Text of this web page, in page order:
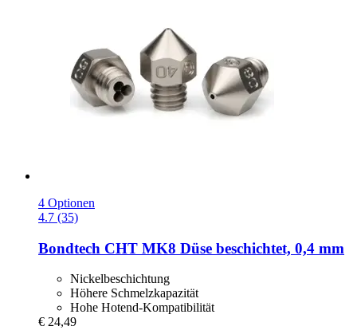
4 Optionen
4.7 (35)
Bondtech CHT MK8 Düse beschichtet, 0,4 mm
Nickelbeschichtung
Höhere Schmelzkapazität
Hohe Hotend-Kompatibilität
€ 24,49